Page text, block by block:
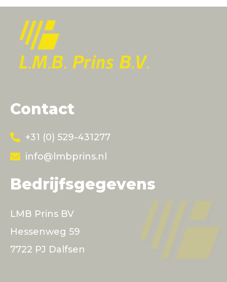
Contact
+31 (0) 529-431277
info@lmbprins.nl
Bedrijfsgegevens
LMB Prins BV
Hessenweg 59
7722 PJ Dalfsen